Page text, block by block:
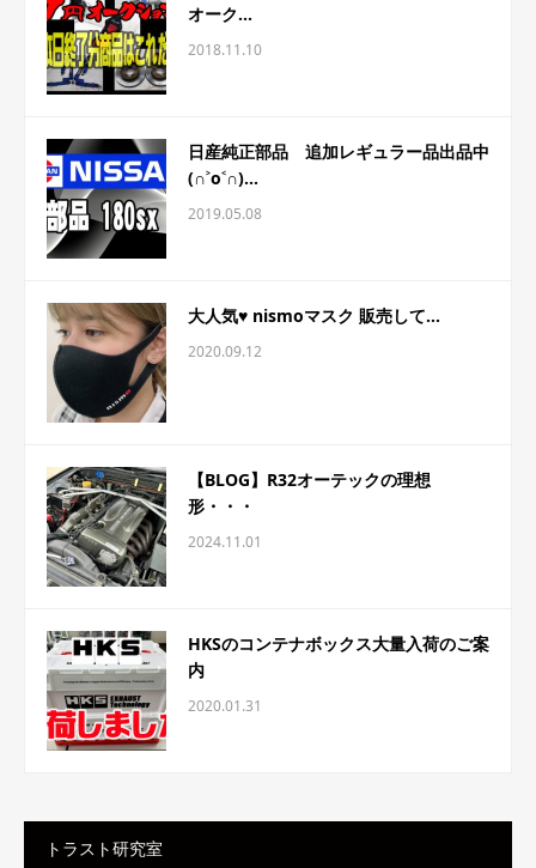
オーク...
2018.11.10
日産純正部品 追加レギュラー品出品中
(∩˃o˂∩)...
2019.05.08
大人気♥ nismoマスク 販売して...
2020.09.12
【BLOG】R32オーテックの理想
形・・・
2024.11.01
HKSのコンテナボックス大量入荷のご案
内
2020.01.31
トラスト研究室